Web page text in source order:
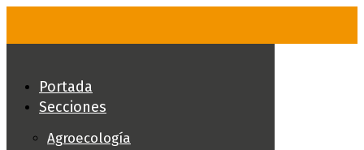
Portada
Secciones
Agroecología